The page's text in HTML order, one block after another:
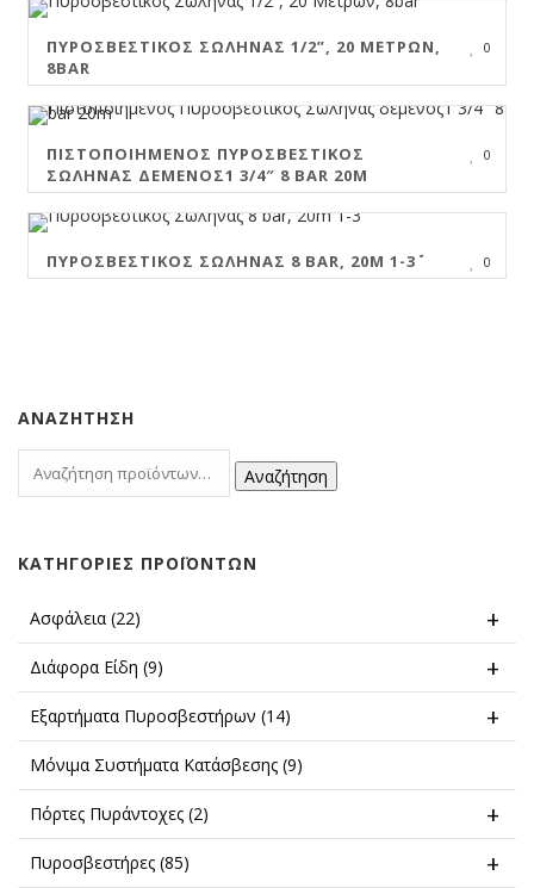
0
ΠΥΡΟΣΒΕΣΤΙΚΌΣ ΣΩΛΉΝΑΣ 1/2”, 20 ΜΈΤΡΩΝ,
8BAR
0
ΠΙΣΤΟΠΟΙΗΜΈΝΟΣ ΠΥΡΟΣΒΕΣΤΙΚΌΣ
ΣΩΛΉΝΑΣ ΔΕΜΈΝΟΣ1 3/4″ 8 BAR 20M
0
ΠΥΡΟΣΒΕΣΤΙΚΌΣ ΣΩΛΉΝΑΣ 8 BAR, 20M 1-3΄΄
ΑΝΑΖΉΤΗΣΗ
Αναζήτηση
ΚΑΤΗΓΟΡΊΕΣ ΠΡΟΪΌΝΤΩΝ
Ασφάλεια (22)
Διάφορα Είδη (9)
Εξαρτήματα Πυροσβεστήρων (14)
Μόνιμα Συστήματα Κατάσβεσης (9)
Πόρτες Πυράντοχες (2)
Πυροσβεστήρες (85)